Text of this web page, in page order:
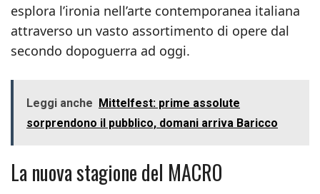
esplora l’ironia nell’arte contemporanea italiana
attraverso un vasto assortimento di opere dal
secondo dopoguerra ad oggi.
Leggi anche Mittelfest: prime assolute
sorprendono il pubblico, domani arriva Baricco
La nuova stagione del MACRO